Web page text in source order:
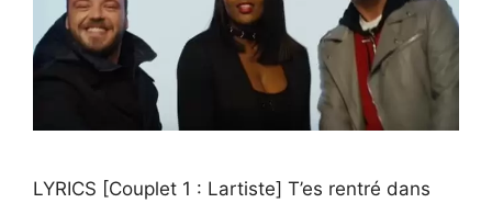
LYRICS [Couplet 1 : Lartiste] T’es rentré dans